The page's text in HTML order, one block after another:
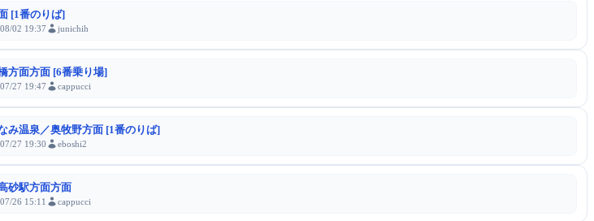
[1番のりば]
02 19:37 junichih
方面方面 [6番乗り場]
27 19:47 cappucci
み温泉／奥牧野方面 [1番のりば]
27 19:30 eboshi2
砂駅方面方面
26 15:11 cappucci